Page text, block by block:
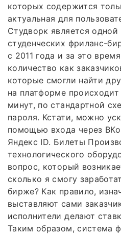
которых содержится
актуальная для
Студворк является
студенческих фриланс-
с 2011 года и за это
количество как
которые смогли найти
на платформе происходит
минут, по стандартной
пароля. Кстати, можно
помощью входа через
Яндекс ID. Билеты
технологического
вопрос, который
сколько я смогу
бирже? Как правило,
выставляют сами
исполнители делают
Таким образом, система